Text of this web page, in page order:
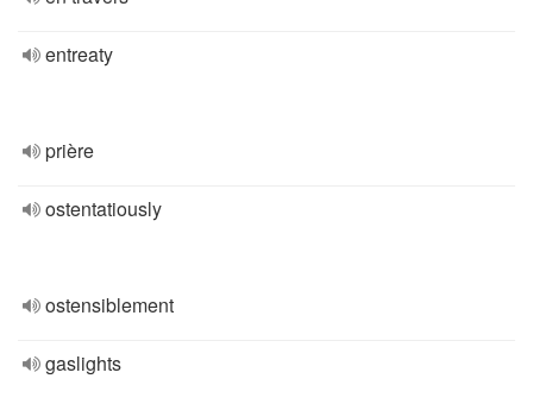
entreaty
prière
ostentatiously
ostensiblement
gaslights